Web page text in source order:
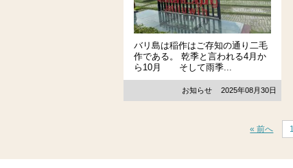
バリ島は稲作はご存知の通り二毛
作である。 乾季と言われる4月か
ら10月 そして雨季...
お知らせ 2025年08月30日
« 前へ 1